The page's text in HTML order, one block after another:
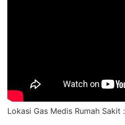
Lokasi Gas Medis Rumah Sakit :